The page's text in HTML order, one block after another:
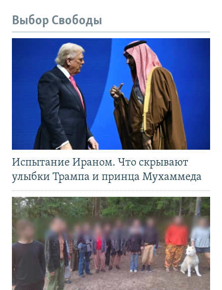
Выбор Свободы
Испытание Ираном. Что скрывают
улыбки Трампа и принца Мухаммеда